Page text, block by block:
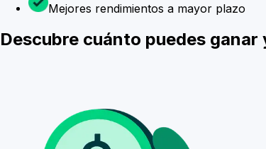
Mejores rendimientos a mayor plazo
Descubre cuánto puedes